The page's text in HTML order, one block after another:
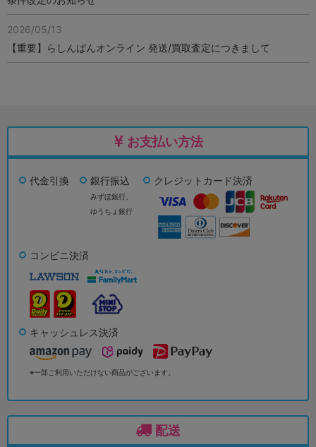
2026/05/13
【重要】らしんばんオンライン 発送/買取査定につきまして
お支払い方法
代金引換 銀行振込
みずほ銀行、
ゆうちょ銀行
クレジットカード決済
コンビニ決済
キャッシュレス決済
※一部ご利用いただけない商品がございます。
配送